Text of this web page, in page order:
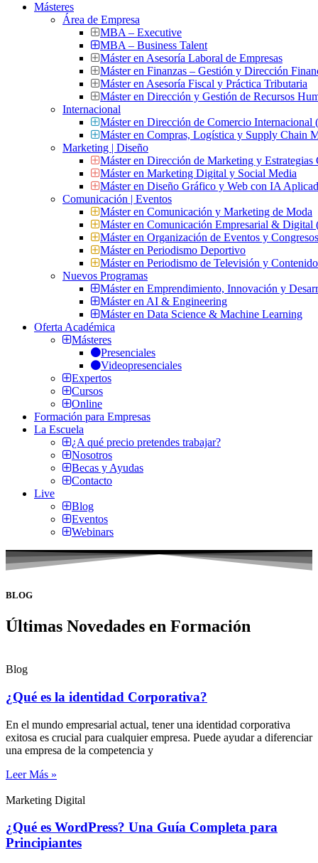
Másteres
Área de Empresa
MBA – Executive
MBA – Business Talent
Máster en Asesoría Laboral de Empresas
Máster en Finanzas – Gestión y Dirección
Máster en Asesoría Fiscal y Práctica Tributaria
Máster en Dirección y Gestión de Recursos
Internacional
Máster en Dirección de Comercio
Máster en Compras, Logística y Supply Chain
Marketing | Diseño
Máster en Dirección de Marketing y Estrategias
Máster en Marketing Digital y Social Media
Máster en Diseño Gráfico y Web con IA
Comunicación | Eventos
Máster en Comunicación y Marketing de Moda
Máster en Comunicación Empresarial &
Máster en Organización de Eventos y
Máster en Periodismo Deportivo
Máster en Periodismo de Televisión y
Nuevos Programas
Máster en Emprendimiento, Innovación y
Máster en AI & Engineering
Máster en Data Science & Machine Learning
Oferta Académica
Másteres
Presenciales
Videopresenciales
Expertos
Cursos
Online
Formación para Empresas
La Escuela
¿A qué precio pretendes trabajar?
Nosotros
Becas y Ayudas
Contacto
Live
Blog
Eventos
Webinars
BLOG
Últimas Novedades en Formación
Blog
¿Qué es la identidad Corporativa?
En el mundo empresarial actual, tener una identidad corporativa
exitosa es crucial para cualquier empresa. Puede ayudar a diferenciar
una empresa de la competencia y
Leer Más »
Marketing Digital
¿Qué es WordPress? Una Guía Completa para
Principiantes